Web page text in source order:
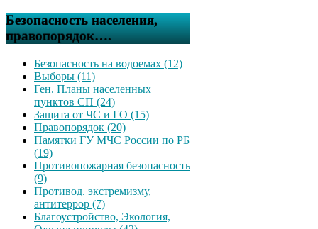
Безопасность населения,
правопорядок….
Безопасность на водоемах (12)
Выборы (11)
Ген. Планы населенных
пунктов СП (24)
Защита от ЧС и ГО (15)
Правопорядок (20)
Памятки ГУ МЧС России по РБ
(19)
Противопожарная безопасность
(9)
Противод. экстремизму,
антитеррор (7)
Благоустройство, Экология,